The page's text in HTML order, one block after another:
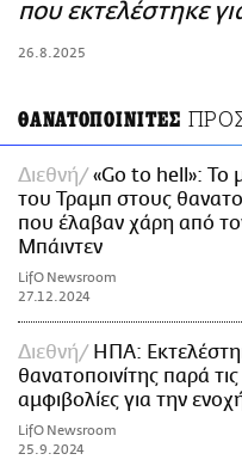
που εκτελέστηκε
26.8.2025
ΘΑΝΑΤΟΠΟΙΝΙΤΕΣ
Διεθνή
«Go to hell»: Το
του Τραμπ στους
που έλαβαν χάρη από
Μπάιντεν
LifO Newsroom
27.12.2024
Διεθνή
ΗΠΑ:
θανατοποινίτης παρά
αμφιβολίες για την
LifO Newsroom
25.9.2024